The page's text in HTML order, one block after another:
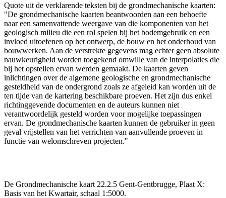
Quote uit de verklarende teksten bij de grondmechanische kaarten:
"De grondmechanische kaarten beantwoorden aan een behoefte
naar een samenvattende weergave van die komponenten van het
geologisch milieu die een rol spelen bij het bodemgebruik en een
invloed uitoefenen op het ontwerp, de bouw en het onderhoud van
bouwwerken. Aan de verstrekte gegevens mag echter geen absolute
nauwkeurigheid worden toegekend omwille van de interpolaties die
bij het opstellen ervan werden gemaakt. De kaarten geven
inlichtingen over de algemene geologische en grondmechanische
gesteldheid van de ondergrond zoals ze afgeleid kan worden uit de
ten tijde van de kartering beschikbare proeven. Het zijn dus enkel
richtinggevende documenten en de auteurs kunnen niet
verantwoordelijk gesteld worden voor mogelijke toepassingen
ervan. De grondmechanische kaarten kunnen de gebruiker in geen
geval vrijstellen van het verrichten van aanvullende proeven in
functie van welomschreven projecten."
De Grondmechanische kaart 22.2.5 Gent-Gentbrugge, Plaat X:
Basis van het Kwartair, schaal 1:5000.